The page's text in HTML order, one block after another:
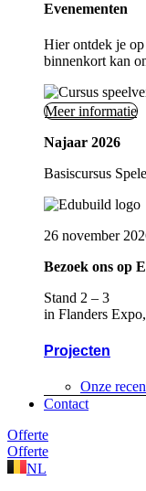
Evenementen
Hier ontdek je op
binnenkort kan
Meer informatie
Najaar 2026
Basiscursus
26 november
Bezoek ons op
Stand 2 – 3
in Flanders
Projecten
Onze
Contact
Offerte
Offerte
NL